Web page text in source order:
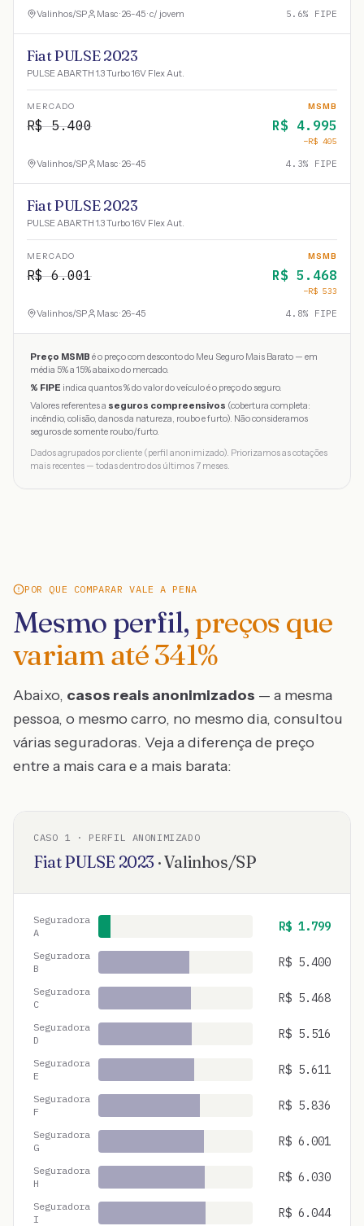
Valinhos/SP Masc · 26-45 · c/ jovem 5.6% FIPE
Fiat PULSE 2023
PULSE ABARTH 1.3 Turbo 16V Flex Aut.
MERCADO
R$5.400
MSMB
R$ 4.995
−R$ 405
Valinhos/SP Masc · 26-45 4.3% FIPE
Fiat PULSE 2023
PULSE ABARTH 1.3 Turbo 16V Flex Aut.
MERCADO
R$6.001
MSMB
R$ 5.468
−R$ 533
Valinhos/SP Masc · 26-45 4.8% FIPE
Preço MSMB é o preço com desconto do Meu Seguro Mais Barato — em
média 5% a 15% abaixo do mercado.
% FIPE indica quantos % do valor do veículo é o preço do seguro.
Valores referentes a seguros compreensivos (cobertura completa:
incêndio, colisão, danos da natureza, roubo e furto). Não consideramos
seguros de somente roubo/furto.
Dados agrupados por cliente (perfil anonimizado). Priorizamos as cotações
mais recentes — todas dentro dos últimos 7 meses.
POR QUE COMPARAR VALE A PENA
Mesmo perfil, preços que
variam até341%
Abaixo, casos reais anonimizados — a mesma
pessoa, o mesmo carro, no mesmo dia, consultou
várias seguradoras. Veja a diferença de preço
entre a mais cara e a mais barata:
CASO 1 · PERFIL ANONIMIZADO
FiatPULSE 2023 ·Valinhos/SP
Seguradora
A
R$ 1.799
Seguradora
B
R$ 5.400
Seguradora
C
R$ 5.468
Seguradora
D
R$ 5.516
Seguradora
E
R$ 5.611
Seguradora
F
R$ 5.836
Seguradora
G
R$ 6.001
Seguradora
H
R$ 6.030
Seguradora
I
R$ 6.044